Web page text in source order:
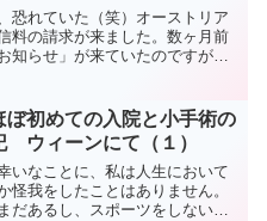
も払うの？
恐れていた（笑）オーストリア
料の請求が来ました。数ヶ月前
知らせ」が来ていたのですが、
。昨年までは、テレビや受信機
は払わないで良か...
ぼ初めての入院と小手術の
ウィーンにて（１）
いなことに、私は人生において
怪我をしたことはありません。
だあるし、スポーツをしないの